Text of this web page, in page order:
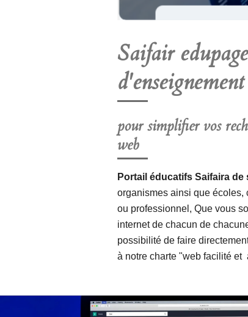
Saifair
d'enseignement
pour simplifier vos
web
Portail éducatifs Saifaira
organismes ainsi que écoles,
ou professionnel, Que vous
internet de chacun de
possibilité de faire
à notre charte "web facilité et